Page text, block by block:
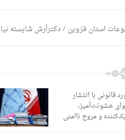
استان قزوین / دکترآرش شایسته
قانونی با انتشار
خشونت‌آمیز،
و مروج ناامنی